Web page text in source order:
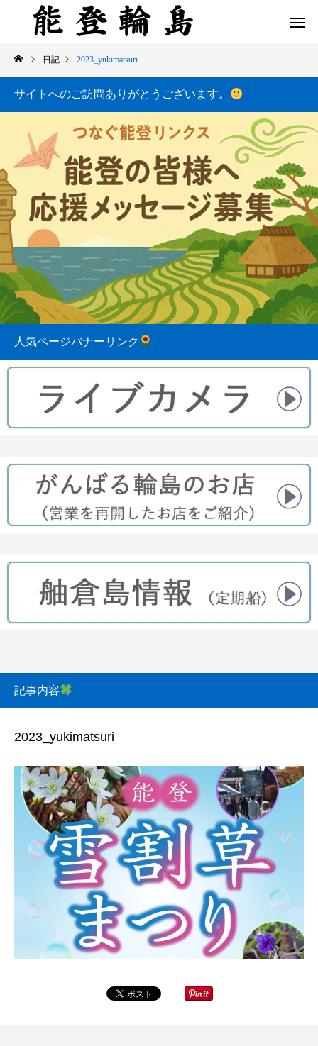
白米千枚田 あぜのきらめき（アルバム）
2023.08.31
今日の白米千枚田
日記 2023_yukimatsuri
サイトへのご訪問ありがとうございます。
人気ページバナーリンク
記事内容
2023_yukimatsuri